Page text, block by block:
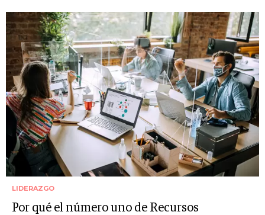
LIDERAZGO
Por qué el número uno de Recursos